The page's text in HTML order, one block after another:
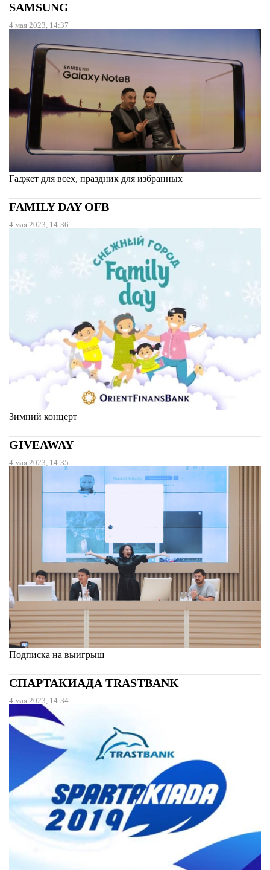
SAMSUNG
4 мая 2023, 14:37
Гаджет для всех, праздник для избранных
FAMILY DAY OFB
4 мая 2023, 14:36
Зимний концерт
GIVEAWAY
4 мая 2023, 14:35
Подписка на выигрыш
СПАРТАКИАДА TRASTBANK
4 мая 2023, 14:34